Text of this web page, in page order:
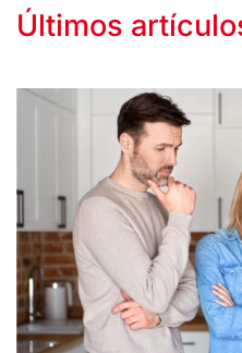
Últimos